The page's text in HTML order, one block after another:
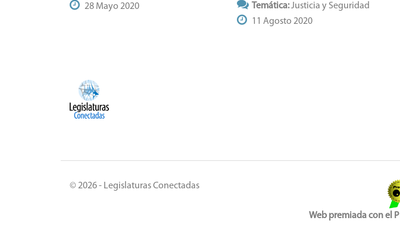
28 Mayo 2020
Temática:Justicia y Seguridad
11 Agosto 2020
© 2026 - Legislaturas Conectadas
Web premiada con el